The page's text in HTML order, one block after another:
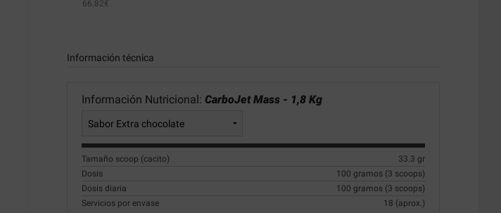
66.82€
Información técnica
Información Nutricional: CarboJet Mass - 1,8 Kg
Tamaño scoop (cacito)
33.3 gr
Dosis
100 gramos (3 scoops)
Dosis diaria
100 gramos (3 scoops)
Servicios por envase
18 (aprox.)